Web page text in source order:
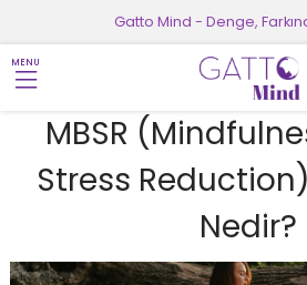
Gatto Mind - Denge,
MENU
MBSR
Stress
Nedir?